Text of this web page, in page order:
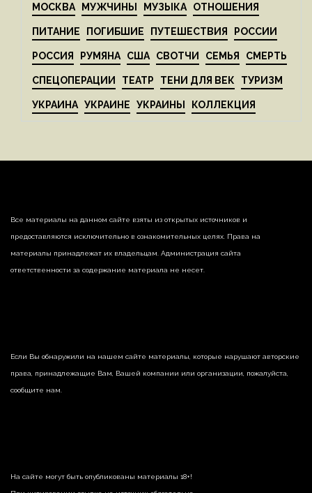
МОСКВА МУЖЧИНЫ МУЗЫКА ОТНОШЕНИЯ
ПИТАНИЕ ПОГИБШИЕ ПУТЕШЕСТВИЯ РОССИИ
РОССИЯ РУМЯНА США СВОТЧИ СЕМЬЯ СМЕРТЬ
СПЕЦОПЕРАЦИИ ТЕАТР ТЕНИ ДЛЯ ВЕК ТУРИЗМ
УКРАИНА УКРАИНЕ УКРАИНЫ КОЛЛЕКЦИЯ
Все материалы на данном сайте взяты из открытых источников и
предоставляются исключительно в ознакомительных целях. Права на
материалы принадлежат их владельцам. Администрация сайта
ответственности за содержание материала не несет.
Если Вы обнаружили на нашем сайте материалы, которые нарушают авторские
права, принадлежащие Вам, Вашей компании или организации, пожалуйста,
сообщите нам.
На сайте могут быть опубликованы материалы 18+!